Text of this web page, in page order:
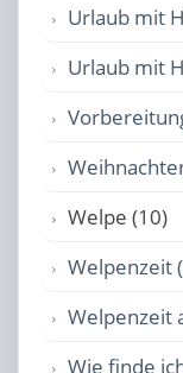
Urlaub mit
Urlaub mit
Welpe (10)
Welpenzeit
Welpenzeit
Wie finde